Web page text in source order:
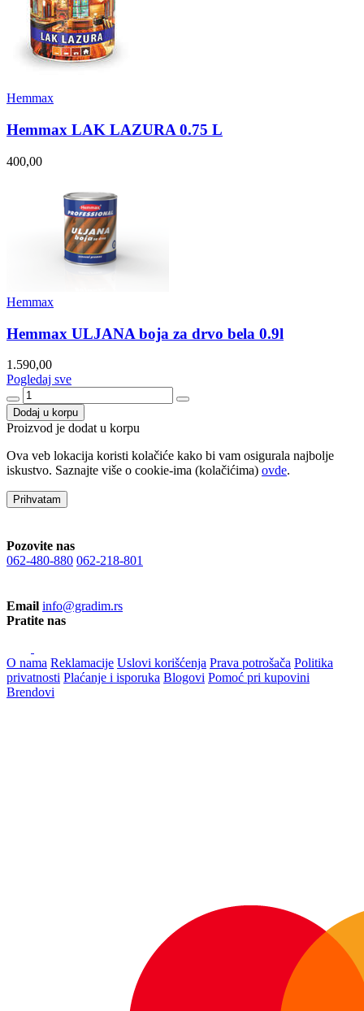
Hemmax
Hemmax LAK LAZURA 0.75 L
400,00
Hemmax
Hemmax ULJANA boja za drvo bela 0.9l
1.590,00
Pogledaj sve
Dodaj u korpu
Proizvod je dodat u korpu
Ova veb lokacija koristi kolačiće kako bi vam osigurala najbolje
iskustvo. Saznajte više o cookie-ima (kolačićima) ovde.
Prihvatam
Pozovite nas
062-480-880 062-218-801
Email info@gradim.rs
Pratite nas
O nama Reklamacije Uslovi korišćenja Prava potrošača Politika
privatnosti Plaćanje i isporuka Blogovi Pomoć pri kupovini
Brendovi